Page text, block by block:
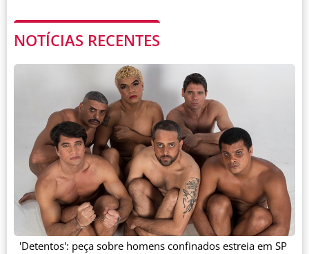
NOTÍCIAS RECENTES
'Detentos': peça sobre homens confinados estreia em SP